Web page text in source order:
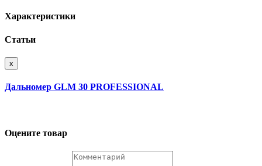
Характеристики
Статьи
x
Дальномер GLM 30 PROFESSIONAL
Оцените товар